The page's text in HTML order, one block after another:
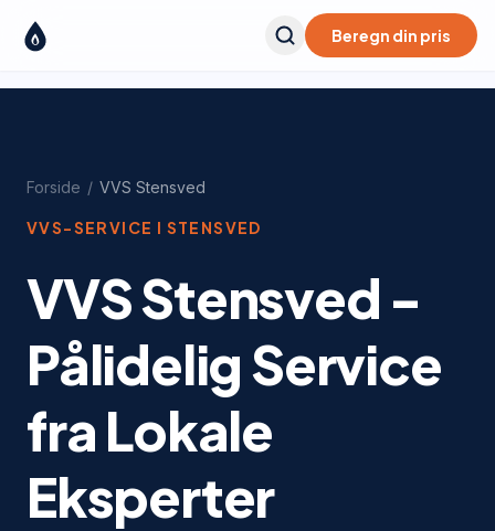
Beregn din pris
Forside / VVS Stensved
VVS-SERVICE I STENSVED
VVS Stensved -
Pålidelig Service
fra Lokale
Eksperter